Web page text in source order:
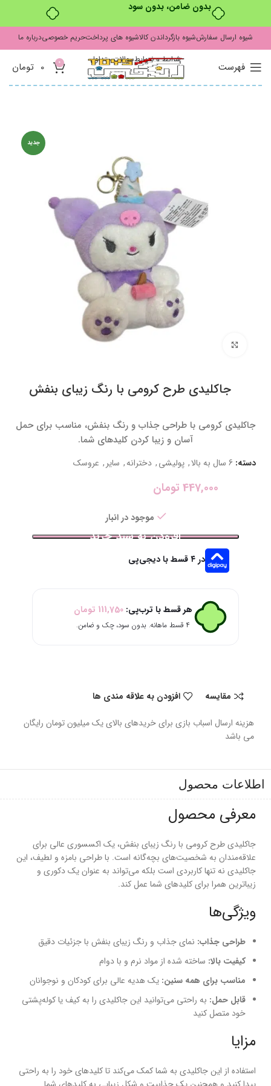
بدون ضامن، بدون سود
شیوه ارسال سفارششیوه بازگرداندن کالاشیوه های پرداختحریم خصوصیدرباره ما
شرایط و ضوابطسوالات متداول
فهرست 0
0 تومان
جدید
جاکلیدی طرح کرومی با رنگ زیبای بنفش
جاکلیدی کرومی با طراحی جذاب و رنگ بنفش، مناسب برای حمل
آسان و زیبا کردن کلیدهای شما.
دسته: 6 سال به بالا , پولیشی, دخترانه, سایر , عروسک
447,000 تومان
موجود در انبار
افزودن به سبد خرید
در ۴ قسط با دیجی‌پی
هر قسط با ترب‌پی:111,750 تومان
۴ قسط ماهانه. بدون سود، چک و ضامن.
مقایسه افزودن به علاقه مندی ها
هزینه ارسال اسباب بازی برای خریدهای بالای یک میلیون تومان رایگان
می باشد
اطلاعات محصول
معرفی محصول
جاکلیدی طرح کرومی با رنگ زیبای بنفش، یک اکسسوری عالی برای
علاقه‌مندان به شخصیت‌های بچه‌گانه است. با طراحی بامزه و لطیف، این
جاکلیدی نه تنها کاربردی است بلکه می‌تواند به عنوان یک دکوری و
زیباترین همرا برای کلیدهای شما عمل کند.
ویژگی‌ها
طراحی جذاب: نمای جذاب و رنگ زیبای بنفش با جزئیات دقیق
کیفیت بالا: ساخته شده از مواد نرم و با دوام
مناسب برای همه سنین: یک هدیه عالی برای کودکان و نوجوانان
قابل حمل: به راحتی می‌توانید این جاکلیدی را به کیف یا کوله‌پشتی
خود متصل کنید
مزایا
استفاده از این جاکلیدی به شما کمک می‌کند تا کلیدهای خود را به راحتی